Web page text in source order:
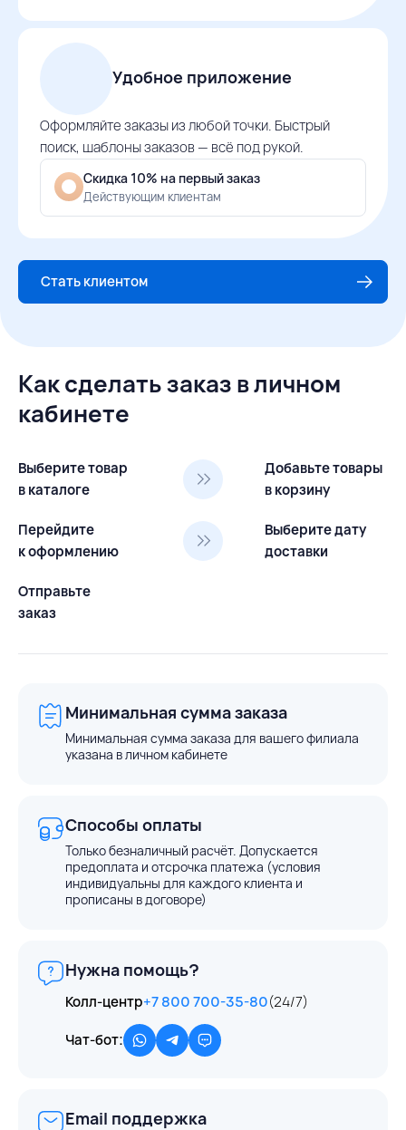
Удобное приложение
Оформляйте заказы из любой точки. Быстрый
поиск, шаблоны заказов — всё под рукой.
Скидка 10% на первый заказ
Действующим клиентам
Стать клиентом
Как сделать заказ в личном
кабинете
Выберите товар
в каталоге
Добавьте товары
в корзину
Перейдите
к оформлению
Выберите дату
доставки
Отправьте
заказ
Минимальная сумма заказа
Минимальная сумма заказа для вашего филиала
указана в личном кабинете
Способы оплаты
Только безналичный расчёт. Допускается
предоплата и отсрочка платежа (условия
индивидуальны для каждого клиента и
прописаны в договоре)
Нужна помощь?
Колл-центр+7 800 700-35-80(24/7)
Чат-бот:
Email поддержка